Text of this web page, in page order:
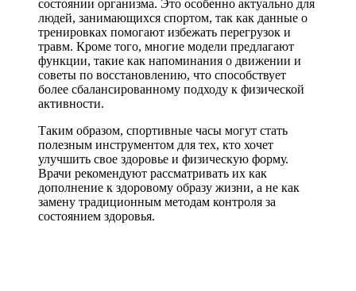
состоянии организма. Это особенно актуально для
людей, занимающихся спортом, так как данные о
тренировках помогают избежать перегрузок и
травм. Кроме того, многие модели предлагают
функции, такие как напоминания о движении и
советы по восстановлению, что способствует
более сбалансированному подходу к физической
активности.
Таким образом, спортивные часы могут стать
полезным инструментом для тех, кто хочет
улучшить свое здоровье и физическую форму.
Врачи рекомендуют рассматривать их как
дополнение к здоровому образу жизни, а не как
замену традиционным методам контроля за
состоянием здоровья.